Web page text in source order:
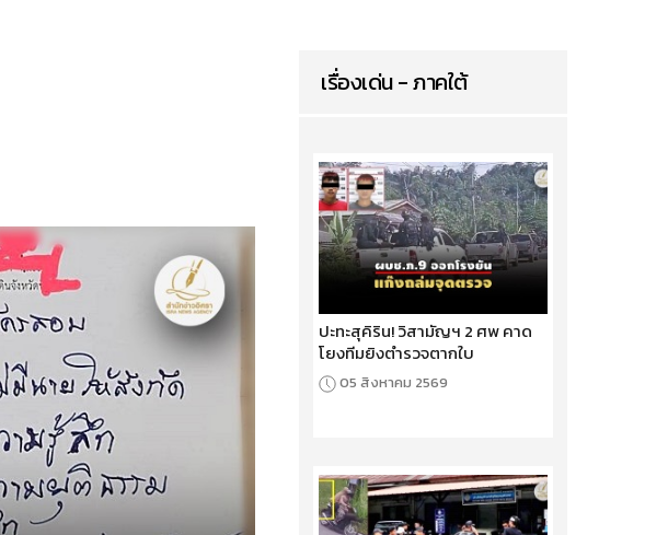
เรื่องเด่น - ภาคใต้
ปะทะสุคิริน! วิสามัญฯ 2 ศพ คาด
โยงทีมยิงตำรวจตากใบ
05 สิงหาคม 2569